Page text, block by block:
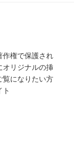
作権で保護され
オリジナルの挿
覧になりたい方
ト